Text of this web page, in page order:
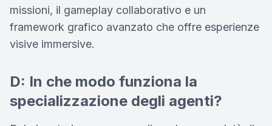
missioni, il gameplay collaborativo e un
framework grafico avanzato che offre esperienze
visive immersive.
D: In che modo funziona la
specializzazione degli agenti?